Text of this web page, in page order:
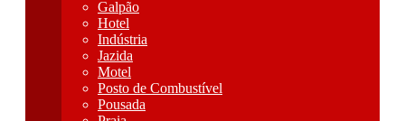
Galpão
Hotel
Indústria
Jazida
Motel
Posto de Combustível
Pousada